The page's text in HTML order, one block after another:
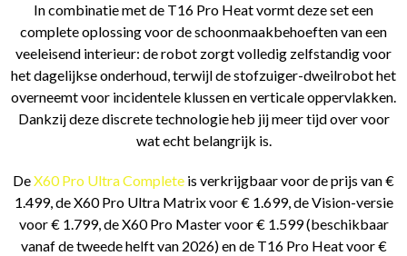
In combinatie met de T16 Pro Heat vormt deze set een
complete oplossing voor de schoonmaakbehoeften van een
veeleisend interieur: de robot zorgt volledig zelfstandig voor
het dagelijkse onderhoud, terwijl de stofzuiger-dweilrobot het
overneemt voor incidentele klussen en verticale oppervlakken.
Dankzij deze discrete technologie heb jij meer tijd over voor
wat echt belangrijk is.
DeX60 Pro Ultra Complete is verkrijgbaar voor de prijs van €
1.499, de X60 Pro Ultra Matrix voor € 1.699, de Vision-versie
voor € 1.799, de X60 Pro Master voor € 1.599 (beschikbaar
vanaf de tweede helft van 2026) en de T16 Pro Heat voor €